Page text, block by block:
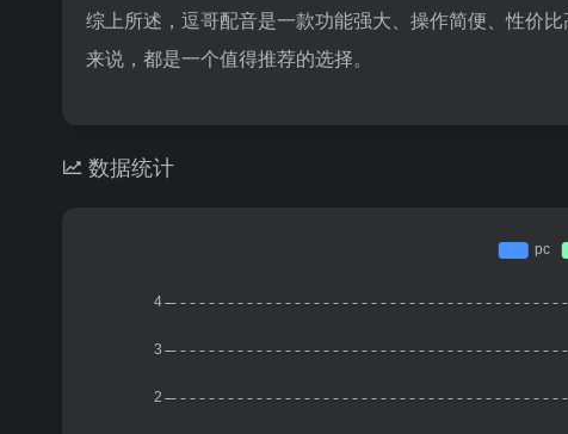
综上所述，逗哥配音是一款功能强大、操作简便、性价
来说，都是一个值得推荐的选择。
数据统计